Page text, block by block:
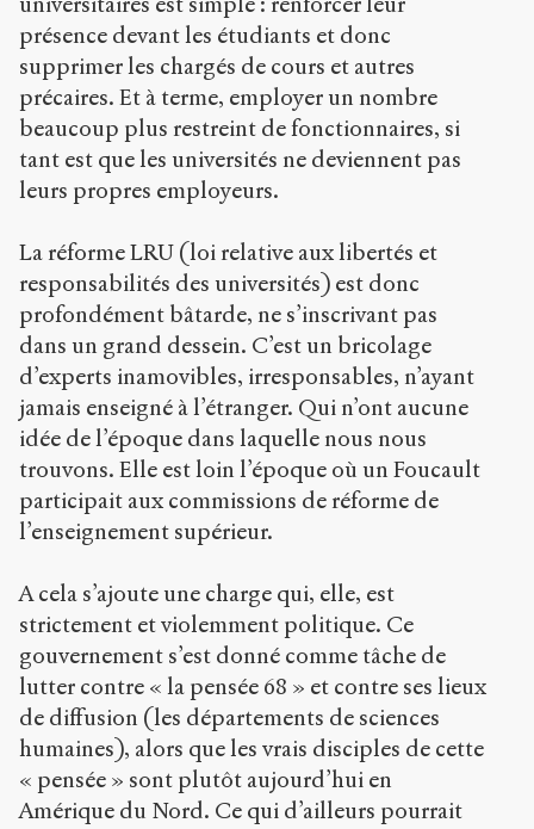
présence devant les étudiants et donc
supprimer les chargés de cours et autres
précaires. Et à terme, employer un nombre
beaucoup plus restreint de fonctionnaires, si
tant est que les universités ne deviennent pas
leurs propres employeurs.
La réforme LRU (loi relative aux libertés et
responsabilités des universités) est donc
profondément bâtarde, ne s’inscrivant pas
dans un grand dessein. C’est un bricolage
d’experts inamovibles, irresponsables, n’ayant
jamais enseigné à l’étranger. Qui n’ont aucune
idée de l’époque dans laquelle nous nous
trouvons. Elle est loin l’époque où un Foucault
participait aux commissions de réforme de
l’enseignement supérieur.
A cela s’ajoute une charge qui, elle, est
strictement et violemment politique. Ce
gouvernement s’est donné comme tâche de
lutter contre « la pensée 68 » et contre ses lieux
de diffusion (les départements de sciences
humaines), alors que les vrais disciples de cette
« pensée » sont plutôt aujourd’hui en
Amérique du Nord. Ce qui d’ailleurs pourrait